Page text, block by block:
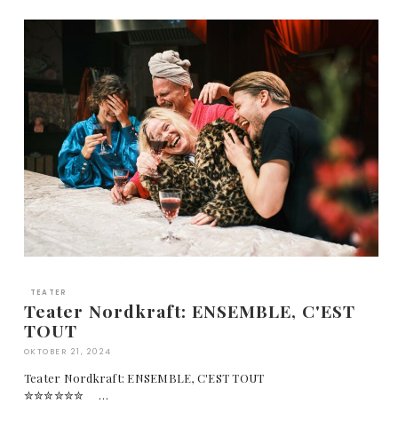
TEATER
Teater Nordkraft: ENSEMBLE, C'EST
TOUT
OKTOBER 21, 2024
Teater Nordkraft: ENSEMBLE, C'EST TOUT
✮✮✮✮✮✮ …